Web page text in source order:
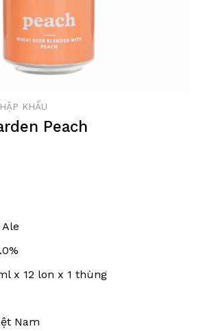
KHẨU
Peach
x 12 lon x 1 thùng
Nam